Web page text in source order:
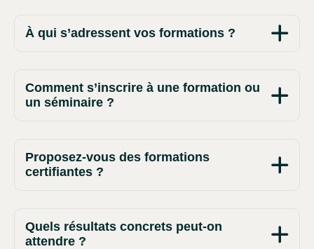
À qui s’adressent vos formations ?
Comment s’inscrire à une formation ou
un séminaire ?
Proposez-vous des formations
certifiantes ?
Quels résultats concrets peut-on
attendre ?